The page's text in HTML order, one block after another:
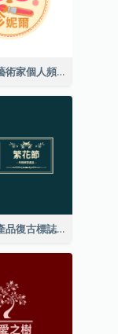
可愛風格藝術家個人頻道標誌
有機美容產品復古標誌